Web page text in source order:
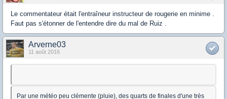
Le commentateur était l'entraîneur instructeur de rougerie en minime .
Faut pas s'étonner de l'entendre dire du mal de Ruiz .
Arverne03
11 août 2016
Par une météo peu clémente (pluie), des quarts de finales d'une très